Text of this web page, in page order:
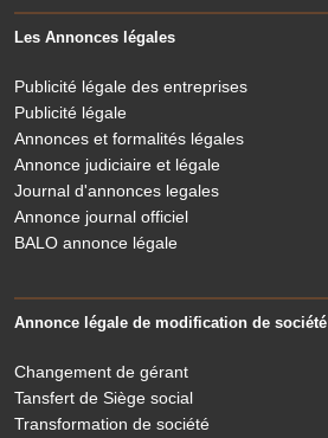
Les Annonces légales
Publicité légale des entreprises
Publicité légale
Annonces et formalités légales
Annonce judiciaire et légale
Journal d'annonces legales
Annonce journal officiel
BALO annonce légale
Annonce légale de modification de société
Changement de gérant
Tansfert de Siège social
Transformation de société